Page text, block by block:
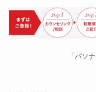
「パソ